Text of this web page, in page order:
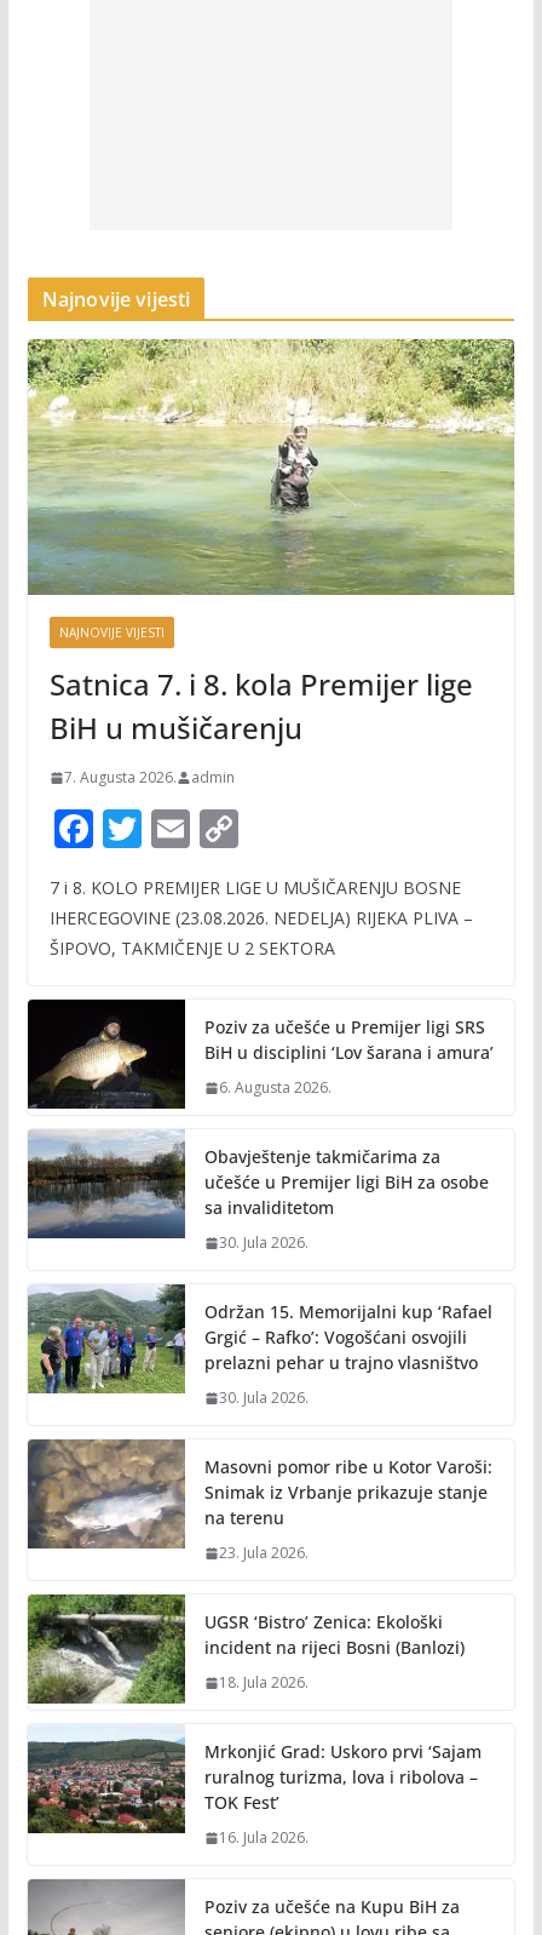
Najnovije vijesti
NAJNOVIJE VIJESTI
Satnica 7. i 8. kola Premijer lige
BiH u mušičarenju
7. Augusta 2026. admin
F
e
b
o
k
T
itt
er
E
ai
l
C
p
y
n
k
7 i 8. KOLO PREMIJER LIGE U MUŠIČARENJU BOSNE
IHERCEGOVINE (23.08.2026. NEDELJA) RIJEKA PLIVA –
ŠIPOVO, TAKMIČENJE U 2 SEKTORA
Poziv za učešće u Premijer ligi SRS
BiH u disciplini ‘Lov šarana i amura’
6. Augusta 2026.
Obavještenje takmičarima za
učešće u Premijer ligi BiH za osobe
sa invaliditetom
30. Jula 2026.
Održan 15. Memorijalni kup ‘Rafael
Grgić – Rafko’: Vogošćani osvojili
prelazni pehar u trajno vlasništvo
30. Jula 2026.
Masovni pomor ribe u Kotor Varoši:
Snimak iz Vrbanje prikazuje stanje
na terenu
23. Jula 2026.
UGSR ‘Bistro’ Zenica: Ekološki
incident na rijeci Bosni (Banlozi)
18. Jula 2026.
Mrkonjić Grad: Uskoro prvi ‘Sajam
ruralnog turizma, lova i ribolova –
TOK Fest’
16. Jula 2026.
Poziv za učešće na Kupu BiH za